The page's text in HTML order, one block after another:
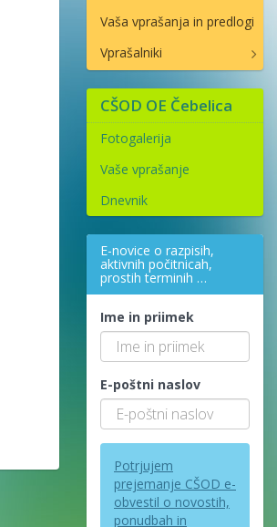
Vaša vprašanja in predlogi
Vprašalniki
CŠOD OE Čebelica
Fotogalerija
Vaše vprašanje
Dnevnik
E-novice o razpisih,
aktivnih počitnicah,
prostih terminih …
Ime in priimek
E-poštni naslov
Potrjujem
prejemanje CŠOD e-
obvestil o novostih,
ponudbah in